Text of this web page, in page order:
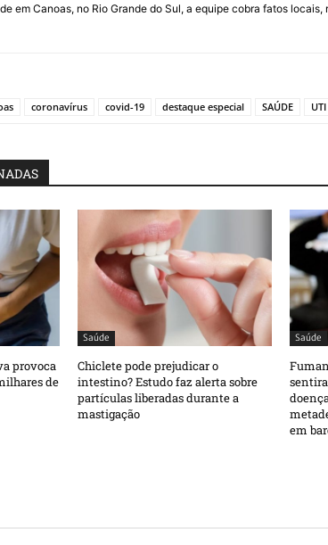
em Canoas, no Rio Grande do Sul, a equipe cobra fatos locais,
coronavírus covid-19 destaque especial SAÚDE UTI
provoca
de
Saúde
Chiclete pode prejudicar o
intestino? Estudo faz alerta sobre
partículas liberadas durante a
mastigação
Saúde
em